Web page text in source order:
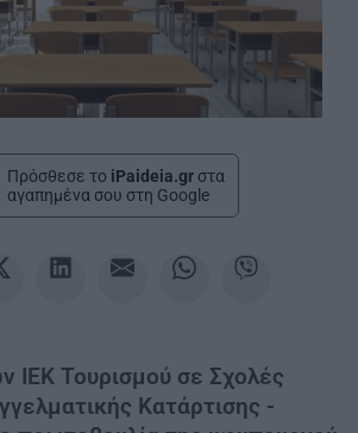
Πρόσθεσε το iPaideia.gr στα
αγαπημένα σου στη Google
IEK Τουρισμού σε Σχολές
Κατάρτισης -